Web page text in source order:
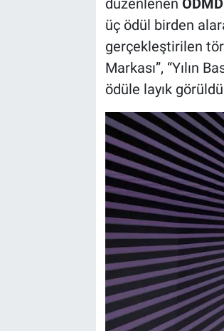
düzenlenen
üç ödül birden
gerçekleştirilen
Markası”, “Yılın
ödüle layık